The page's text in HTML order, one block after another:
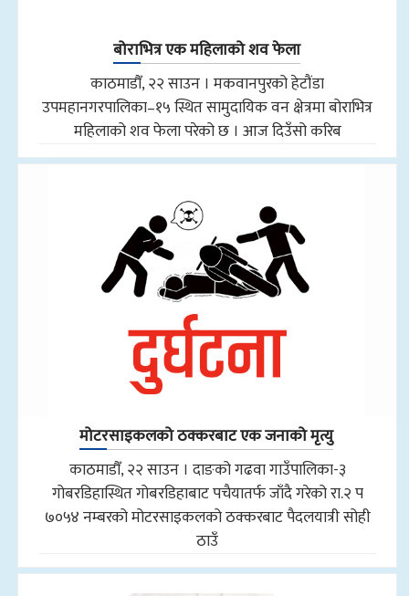
बोराभित्र एक महिलाको शव फेला
काठमाडौँ, २२ साउन । मकवानपुरको हेटौंडा
उपमहानगरपालिका–१५ स्थित सामुदायिक वन क्षेत्रमा बोराभित्र
महिलाको शव फेला परेको छ । आज दिउँसो करिब
मोटरसाइकलको ठक्करबाट एक जनाको मृत्यु
काठमाडौँ, २२ साउन । दाङको गढवा गाउँपालिका-३
गोबरडिहास्थित गोबरडिहाबाट पचैयातर्फ जाँदै गरेको रा.२ प
७०५४ नम्बरको मोटरसाइकलको ठक्करबाट पैदलयात्री सोही
ठाउँ